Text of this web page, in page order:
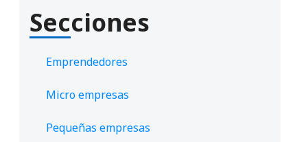
Secciones
Emprendedores
Micro empresas
Pequeñas empresas